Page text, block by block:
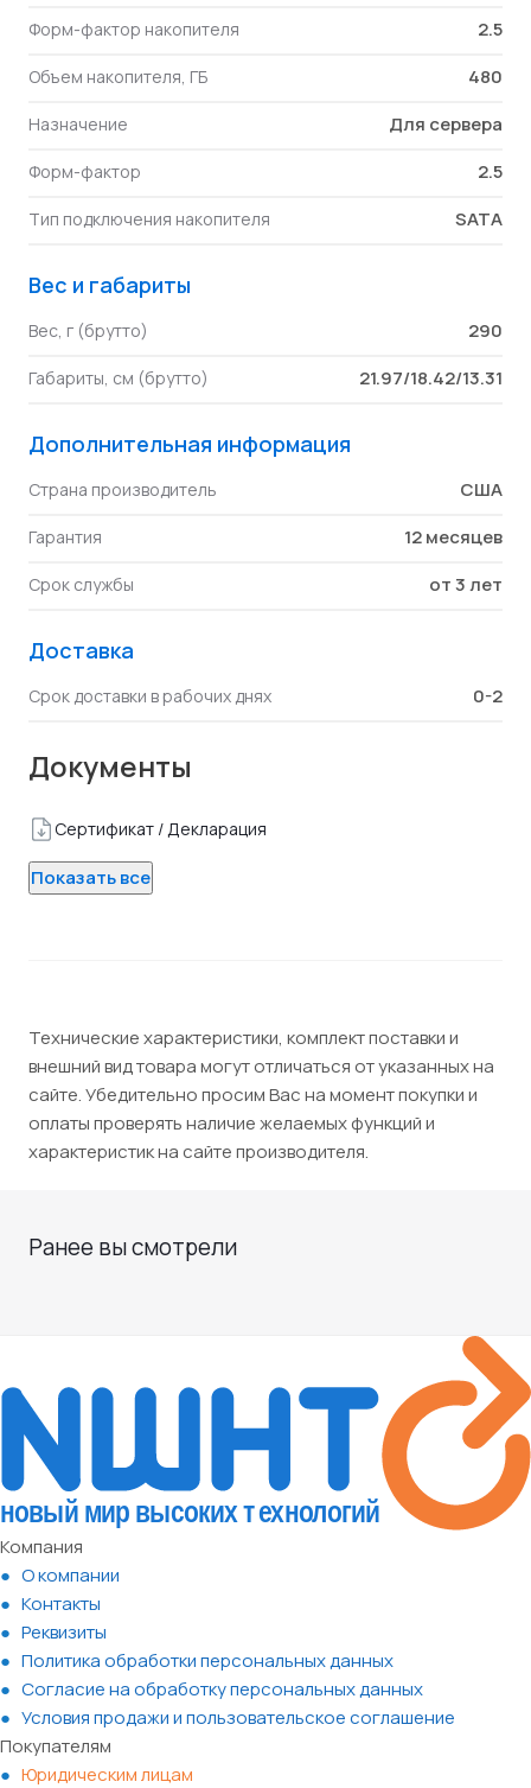
Форм-фактор накопителя 2.5
Объем накопителя, ГБ 480
Назначение Для сервера
Форм-фактор 2.5
Тип подключения накопителя SATA
Вес и габариты
Вес, г (брутто) 290
Габариты, см (брутто) 21.97/18.42/13.31
Дополнительная информация
Страна производитель США
Гарантия 12 месяцев
Срок службы от 3 лет
Доставка
Срок доставки в рабочих днях 0-2
Документы
Сертификат / Декларация
Показать все
Технические характеристики, комплект поставки и
внешний вид товара могут отличаться от указанных на
сайте. Убедительно просим Вас на момент покупки и
оплаты проверять наличие желаемых функций и
характеристик на сайте производителя.
Ранее вы смотрели
Компания
О компании
Контакты
Реквизиты
Политика обработки персональных данных
Согласие на обработку персональных данных
Условия продажи и пользовательское соглашение
Покупателям
Юридическим лицам